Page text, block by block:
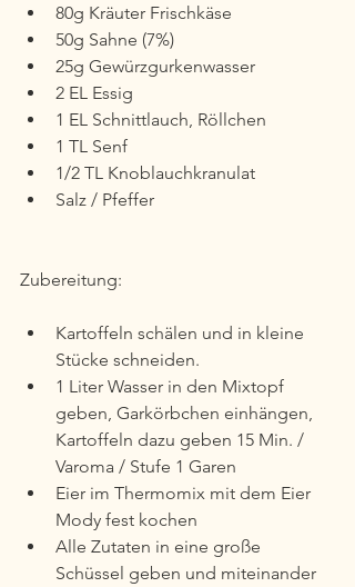
80g Kräuter Frischkäse
50g Sahne (7%)
25g Gewürzgurkenwasser
2 EL Essig
1 EL Schnittlauch, Röllchen
1 TL Senf
1/2 TL Knoblauchkranulat
Salz / Pfeffer
Zubereitung:
Kartoffeln schälen und in kleine
Stücke schneiden.
1 Liter Wasser in den Mixtopf
geben, Garkörbchen einhängen,
Kartoffeln dazu geben 15 Min. /
Varoma / Stufe 1 Garen
Eier im Thermomix mit dem Eier
Mody fest kochen
Alle Zutaten in eine große
Schüssel geben und miteinander